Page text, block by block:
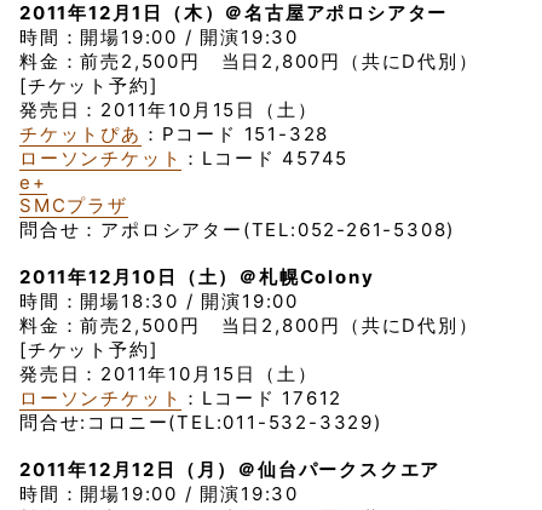
2011年12月1日（木）＠名古屋アポロシアター
時間：開場19:00 / 開演19:30
料金：前売2,500円 当日2,800円（共にD代別）
[チケット予約]
発売日：2011年10月15日（土）
チケットぴあ ：Pコード 151-328
ローソンチケット ：Lコード 45745
e+
SMCプラザ
問合せ：アポロシアター(TEL:052-261-5308)
2011年12月10日（土）＠札幌Colony
時間：開場18:30 / 開演19:00
料金：前売2,500円 当日2,800円（共にD代別）
[チケット予約]
発売日：2011年10月15日（土）
ローソンチケット ：Lコード 17612
問合せ:コロニー(TEL:011-532-3329)
2011年12月12日（月）＠仙台パークスクエア
時間：開場19:00 / 開演19:30